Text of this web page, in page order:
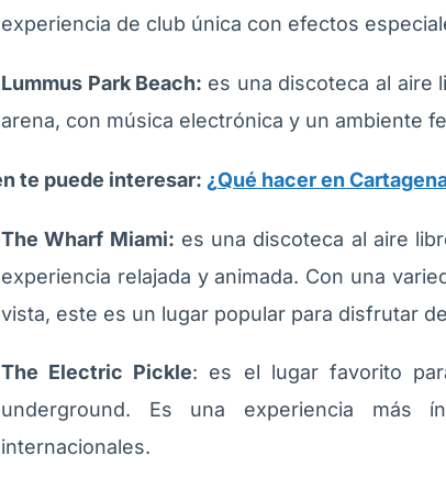
experiencia de club única con efectos
Lummus Park Beach: es una discoteca al aire
arena, con música electrónica y un ambiente
te puede interesar: ¿Qué hacer en
The Wharf Miami: es una discoteca al aire
experiencia relajada y animada. Con una
vista, este es un lugar popular para disfrutar
The Electric Pickle: es el lugar favorito
underground. Es una experiencia más
internacionales.